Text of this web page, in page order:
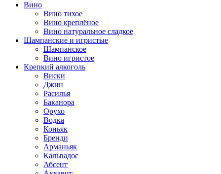
Вино
Вино тихое
Вино креплёное
Вино натуральное сладкое
Шампанские и игристые
Шампанское
Вино игристое
Крепкий алкоголь
Виски
Джин
Расилья
Баканора
Орухо
Водка
Коньяк
Бренди
Арманьяк
Кальвадос
Абсент